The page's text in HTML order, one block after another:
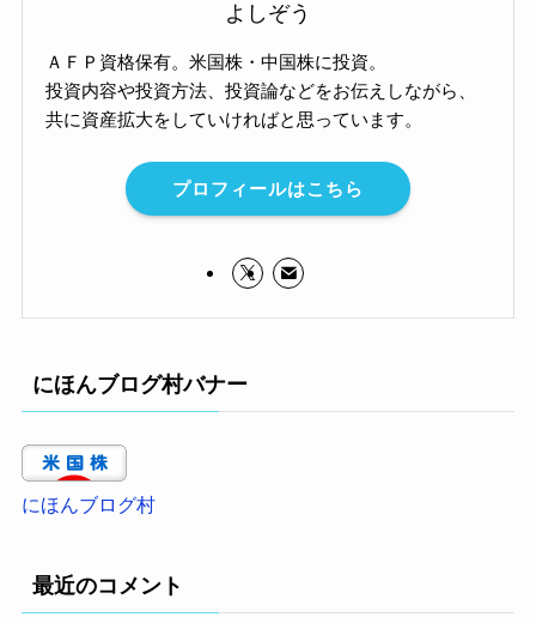
よしぞう
ＡＦＰ資格保有。米国株・中国株に投資。
投資内容や投資方法、投資論などをお伝えしながら、
共に資産拡大をしていければと思っています。
プロフィールはこちら
にほんブログ村バナー
にほんブログ村
最近のコメント